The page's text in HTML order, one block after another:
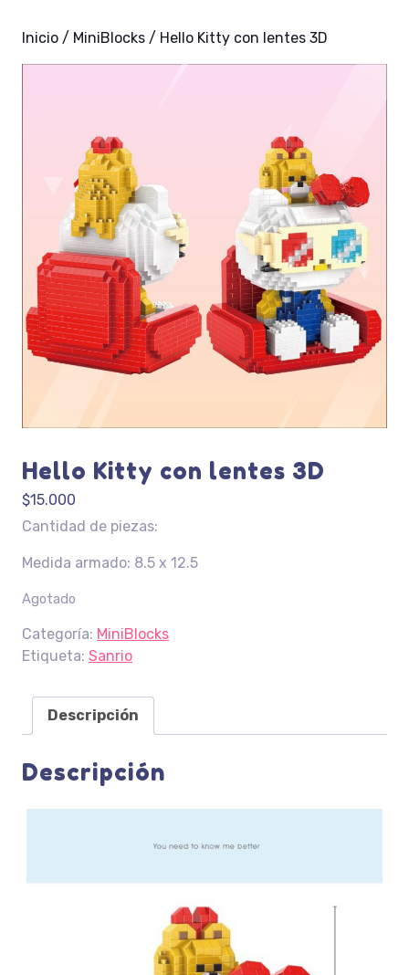
Inicio / MiniBlocks / Hello Kitty con lentes 3D
Hello Kitty con lentes 3D
$15.000
Cantidad de piezas:
Medida armado: 8.5 x 12.5
Agotado
Categoría: MiniBlocks
Etiqueta: Sanrio
Descripción
Descripción